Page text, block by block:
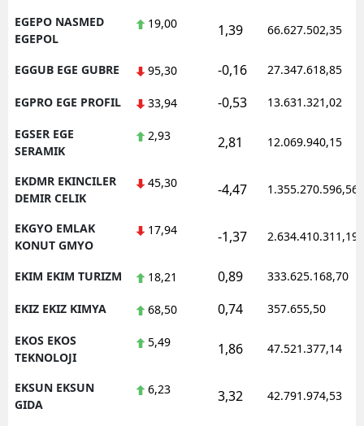
EGEPO NASMED
EGEPOL
19,00 1,39 66.627.502,35
EGGUB EGE GUBRE 95,30 -0,16 27.347.618,85
EGPRO EGE PROFIL 33,94 -0,53 13.631.321,02
EGSER EGE
SERAMIK
2,93 2,81 12.069.940,15
EKDMR EKINCILER
DEMIR CELIK
45,30 -4,47 1.355.270.596,56
EKGYO EMLAK
KONUT GMYO
17,94 -1,37 2.634.410.311,19
EKIM EKIM TURIZM 18,21 0,89 333.625.168,70
EKIZ EKIZ KIMYA 68,50 0,74 357.655,50
EKOS EKOS
TEKNOLOJI
5,49 1,86 47.521.377,14
EKSUN EKSUN
GIDA
6,23 3,32 42.791.974,53